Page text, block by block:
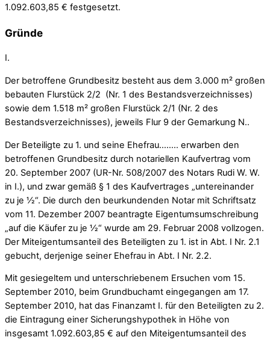
1.092.603,85 € festgesetzt.
Gründe
I.
Der betroffene Grundbesitz besteht aus dem 3.000 m² großen
bebauten Flurstück 2/2 (Nr. 1 des Bestandsverzeichnisses)
sowie dem 1.518 m² großen Flurstück 2/1 (Nr. 2 des
Bestandsverzeichnisses), jeweils Flur 9 der Gemarkung N..
Der Beteiligte zu 1. und seine Ehefrau…….. erwarben den
betroffenen Grundbesitz durch notariellen Kaufvertrag vom
20. September 2007 (UR-Nr. 508/2007 des Notars Rudi W. W.
in I.), und zwar gemäß § 1 des Kaufvertrages „untereinander
zu je ½“. Die durch den beurkundenden Notar mit Schriftsatz
vom 11. Dezember 2007 beantragte Eigentumsumschreibung
„auf die Käufer zu je ½“ wurde am 29. Februar 2008 vollzogen.
Der Miteigentumsanteil des Beteiligten zu 1. ist in Abt. I Nr. 2.1
gebucht, derjenige seiner Ehefrau in Abt. I Nr. 2.2.
Mit gesiegeltem und unterschriebenem Ersuchen vom 15.
September 2010, beim Grundbuchamt eingegangen am 17.
September 2010, hat das Finanzamt I. für den Beteiligten zu 2.
die Eintragung einer Sicherungshypothek in Höhe von
insgesamt 1.092.603,85 € auf den Miteigentumsanteil des